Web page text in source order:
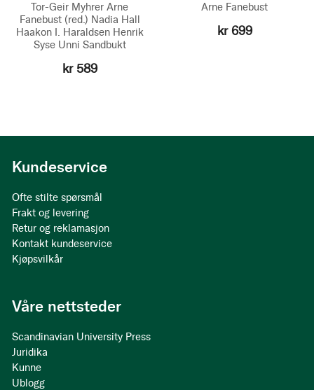
Tor-Geir Myhrer Arne
Fanebust (red.) Nadia Hall
Haakon I. Haraldsen Henrik
Syse Unni Sandbukt
kr 589
Arne Fanebust
kr 699
Kundeservice
Ofte stilte spørsmål
Frakt og levering
Retur og reklamasjon
Kontakt kundeservice
Kjøpsvilkår
Våre nettsteder
Scandinavian University Press
Juridika
Kunne
Ublogg